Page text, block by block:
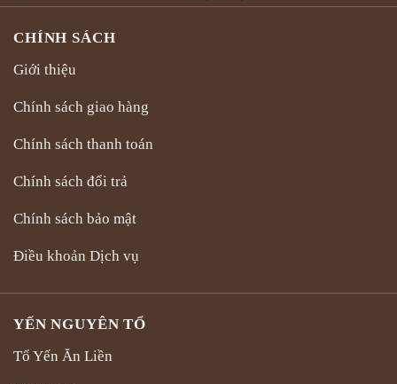
CHÍNH SÁCH
Giới thiệu
Chính sách giao hàng
Chính sách thanh toán
Chính sách đổi trả
Chính sách bảo mật
Điều khoản Dịch vụ
YẾN NGUYÊN TỔ
Tổ Yến Ăn Liền